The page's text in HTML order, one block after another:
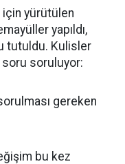
için yürütülen
yapıldı,
tutuldu. Kulisler
soru soruluyor:
gereken
bu kez